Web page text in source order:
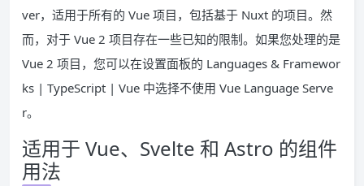
ver，适用于所有的 Vue 项目，包括基于 Nuxt 的项目。然
而，对于 Vue 2 项目存在一些已知的限制。如果您处理的是
Vue 2 项目，您可以在设置面板的 Languages & Framewor
ks | TypeScript | Vue 中选择不使用 Vue Language Serve
r。
适用于 Vue、Svelte 和 Astro 的组件
用法